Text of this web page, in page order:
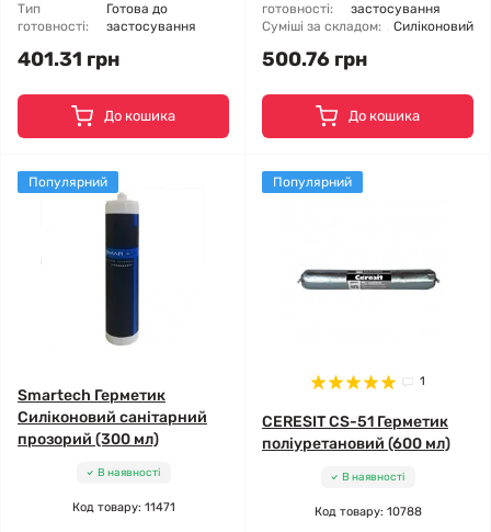
Тип
готовності:
Готова до
застосування
401.31 грн
До кошика
готовності:
застосування
Суміші за складом:
Силіконовий
500.76 грн
До кошика
Популярний
Smartech Герметик
Силіконовий санітарний
прозорий (300 мл)
В наявності
Код товару: 11471
Популярний
1
CERESIT CS-51 Герметик
поліуретановий (600 мл)
В наявності
Код товару: 10788